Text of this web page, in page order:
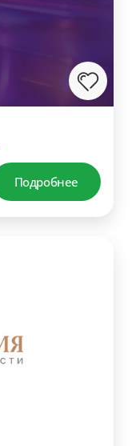
Подробнее